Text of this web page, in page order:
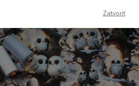
Zatvoriť